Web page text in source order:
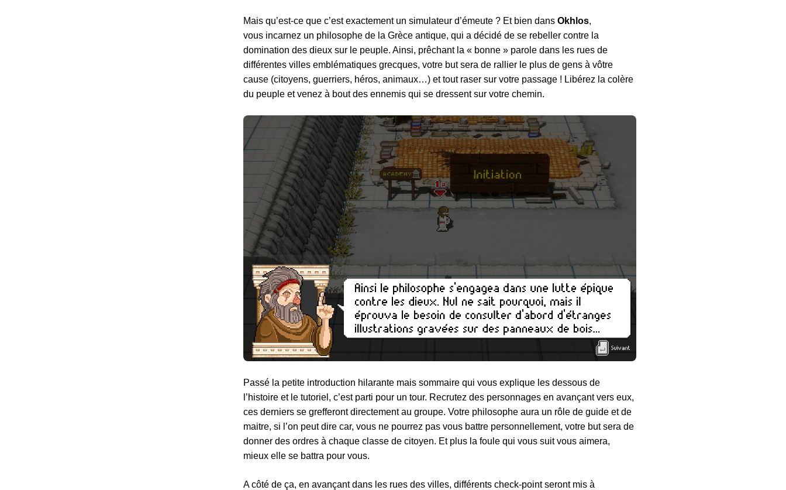
Mais qu’est-ce que c’est exactement un simulateur d’émeute ? Et bien dans Okhlos,
vous incarnez un philosophe de la Grèce antique, qui a décidé de se rebeller contre la
domination des dieux sur le peuple. Ainsi, prêchant la « bonne » parole dans les rues de
différentes villes emblématiques grecques, votre but sera de rallier le plus de gens à vôtre
cause (citoyens, guerriers, héros, animaux…) et tout raser sur votre passage ! Libérez la colère
du peuple et venez à bout des ennemis qui se dressent sur votre chemin.
Passé la petite introduction hilarante mais sommaire qui vous explique les dessous de
l’histoire et le tutoriel, c’est parti pour un tour. Recrutez des personnages en avançant vers eux,
ces derniers se grefferont directement au groupe. Votre philosophe aura un rôle de guide et de
maitre, si l’on peut dire car, vous ne pourrez pas vous battre personnellement, votre but sera de
donner des ordres à chaque classe de citoyen. Et plus la foule qui vous suit vous aimera,
mieux elle se battra pour vous.
A côté de ça, en avançant dans les rues des villes, différents check-point seront mis à